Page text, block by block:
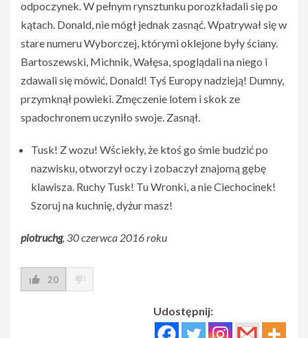
odpoczynek. W pełnym rynsztunku porozkładali się po
kątach. Donald, nie mógł jednak zasnąć. Wpatrywał się w
stare numeru Wyborczej, którymi oklejone były ściany.
Bartoszewski, Michnik, Wałęsa, spoglądali na niego i
zdawali się mówić, Donald! Tyś Europy nadzieją! Dumny,
przymknął powieki. Zmęczenie lotem i skok ze
spadochronem uczyniło swoje. Zasnął.
Tusk! Z wozu! Wściekły, że ktoś go śmie budzić po
nazwisku, otworzył oczy i zobaczył znajomą gębę
klawisza. Ruchy Tusk! Tu Wronki, a nie Ciechocinek!
Szoruj na kuchnię, dyżur masz!
piotruchg, 30 czerwca 2016 roku
20
Udostępnij: